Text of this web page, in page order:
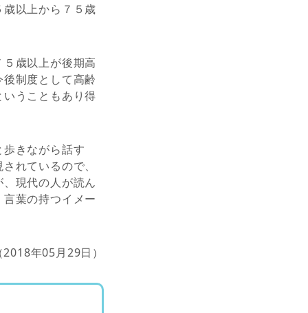
以上から７５歳
歳以上が後期高
制度として高齢
うこともあり得
きながら話す
れているので、
現代の人が読ん
葉の持つイメー
2018年05月29日）